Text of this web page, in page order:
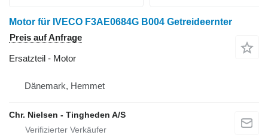
Motor für IVECO F3AE0684G B004 Getreideernter
Preis auf Anfrage
Ersatzteil - Motor
Dänemark, Hemmet
Chr. Nielsen - Tingheden A/S